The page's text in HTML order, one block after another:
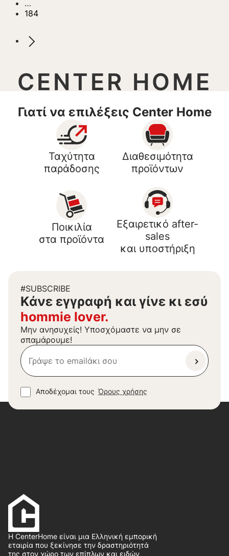
…
184
CENTER HOME
Γιατί να επιλέξεις Center Home
Ταχύτητα
παράδοσης
Διαθεσιμότητα
προϊόντων
Ποικιλία
στα προϊόντα
Εξαιρετικό after-
sales
και υποστήριξη
#SUBSCRIBE
Kάνε εγγραφή και γίνε κι εσύ
hommie lover.
Μην ανησυχείς! Υποσχόμαστε να μην σε
σπαμάρουμε!
Αποδέχομαι τους Όρους χρήσης
Η CenterHome είναι μια Ελληνική εμπορική
εταιρία που ξεκίνησε την δραστηριότητά
της στον χώρο των επίπλων και ειδών